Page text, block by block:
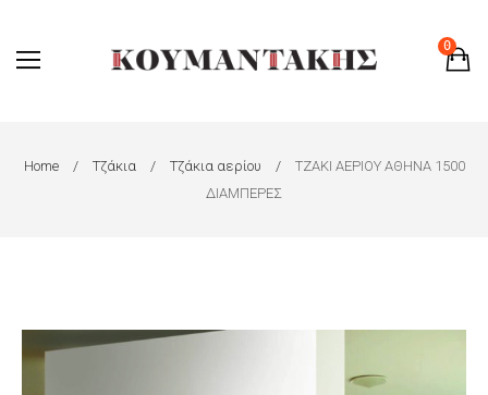
0
Home Τζάκια Τζάκια αερίου
ΤΖΑΚΙ ΑΕΡΙΟΥ ΑΘΗΝΑ 1500
ΔΙΑΜΠΕΡΕΣ